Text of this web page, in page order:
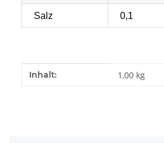
Salz 0,1
Produkteigenschaft
Wert
Inhalt: 1,00 kg